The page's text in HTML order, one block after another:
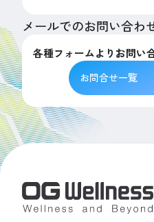
メールでのお問い合わ
各種フォームよりお問い
お問合せ一覧